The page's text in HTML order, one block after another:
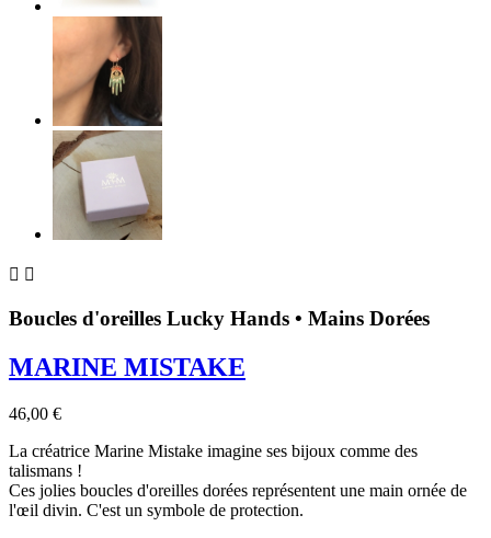
 
Boucles d'oreilles Lucky Hands • Mains Dorées
MARINE MISTAKE
46,00 €
La créatrice Marine Mistake imagine ses bijoux comme des
talismans !
Ces jolies boucles d'oreilles dorées représentent une main ornée de
l'œil divin. C'est un symbole de protection.